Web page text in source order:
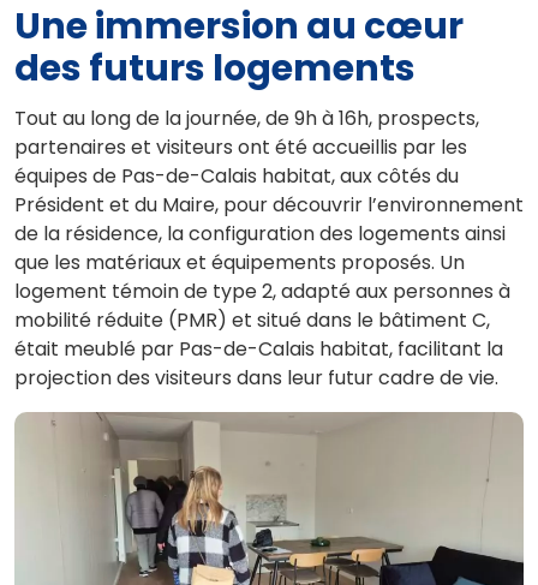
Une immersion au cœur
des futurs logements
Tout au long de la journée, de 9h à 16h, prospects,
partenaires et visiteurs ont été accueillis par les
équipes de Pas-de-Calais habitat, aux côtés du
Président et du Maire, pour découvrir l’environnement
de la résidence, la configuration des logements ainsi
que les matériaux et équipements proposés. Un
logement témoin de type 2, adapté aux personnes à
mobilité réduite (PMR) et situé dans le bâtiment C,
était meublé par Pas-de-Calais habitat, facilitant la
projection des visiteurs dans leur futur cadre de vie.